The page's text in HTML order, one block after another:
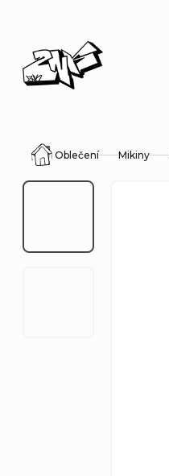
obsah
Domů
Oblečení Mikiny